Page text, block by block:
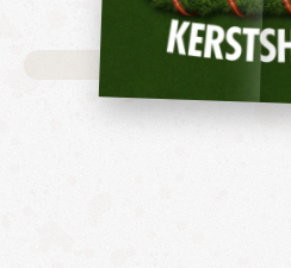
No data